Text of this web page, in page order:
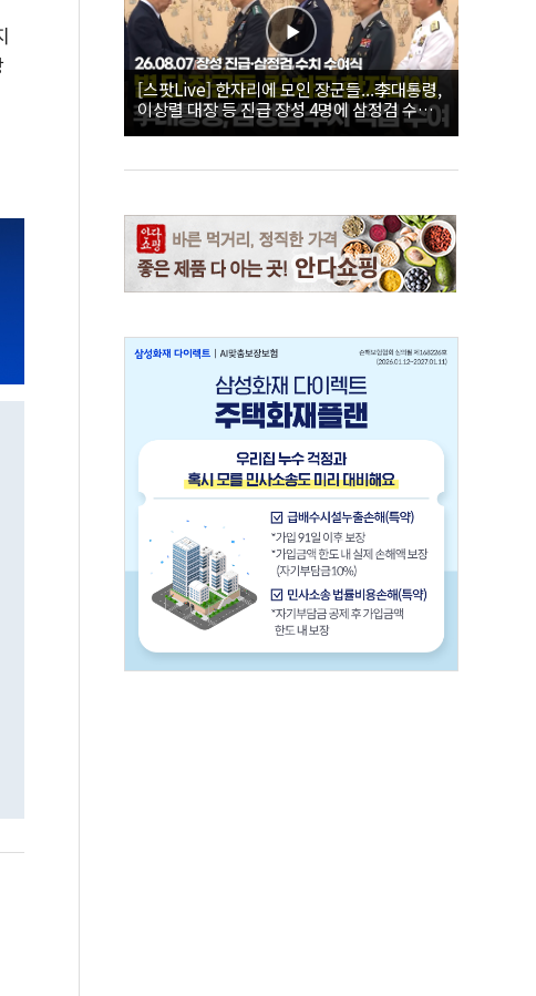
[스팟Live] 한자리에 모인 장군들...李대통령,
이상렬 대장 등 진급 장성 4명에 삼정검 수치
직접 수여｜26.08.07 장성 진급·삼정검 수치